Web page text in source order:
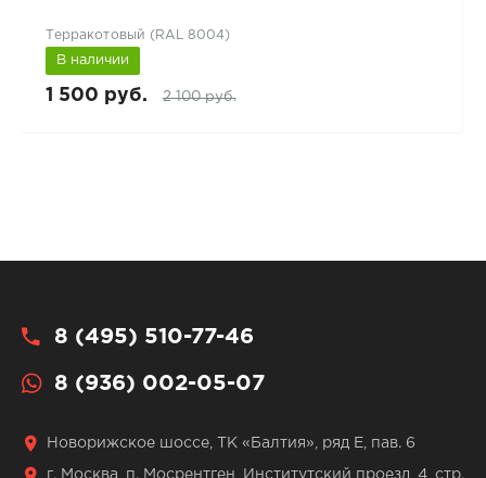
Терракотовый (RAL 8004)
В наличии
1 500 руб. 2 100 руб.
8 (495) 510-77-46
8 (936) 002-05-07
Новорижское шоссе, ТК «Балтия», ряд Е, пав. 6
г. Москва, п. Мосрентген, Институтский проезд, 4, стр.